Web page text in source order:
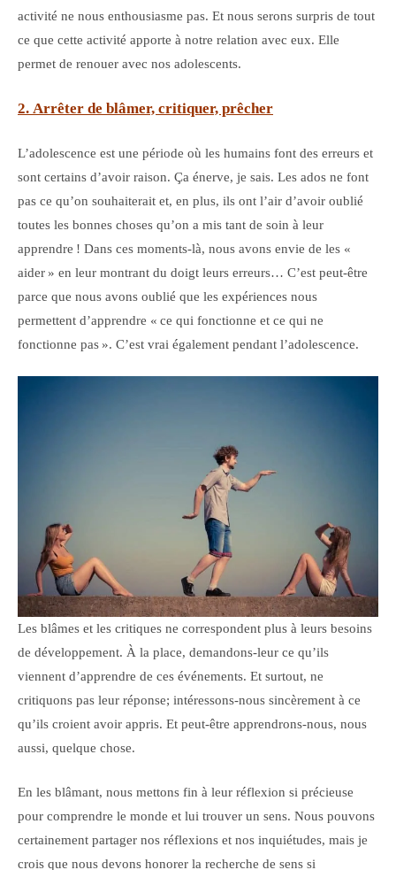
activité ne nous enthousiasme pas. Et nous serons surpris de tout
ce que cette activité apporte à notre relation avec eux. Elle
permet de renouer avec nos adolescents.
2. Arrêter de blâmer, critiquer, prêcher
L’adolescence est une période où les humains font des erreurs et
sont certains d’avoir raison. Ça énerve, je sais. Les ados ne font
pas ce qu’on souhaiterait et, en plus, ils ont l’air d’avoir oublié
toutes les bonnes choses qu’on a mis tant de soin à leur
apprendre ! Dans ces moments-là, nous avons envie de les «
aider » en leur montrant du doigt leurs erreurs… C’est peut-être
parce que nous avons oublié que les expériences nous
permettent d’apprendre « ce qui fonctionne et ce qui ne
fonctionne pas ». C’est vrai également pendant l’adolescence.
Les blâmes et les critiques ne correspondent plus à leurs besoins
de développement. À la place, demandons-leur ce qu’ils
viennent d’apprendre de ces événements. Et surtout, ne
critiquons pas leur réponse; intéressons-nous sincèrement à ce
qu’ils croient avoir appris. Et peut-être apprendrons-nous, nous
aussi, quelque chose.
En les blâmant, nous mettons fin à leur réflexion si précieuse
pour comprendre le monde et lui trouver un sens. Nous pouvons
certainement partager nos réflexions et nos inquiétudes, mais je
crois que nous devons honorer la recherche de sens si